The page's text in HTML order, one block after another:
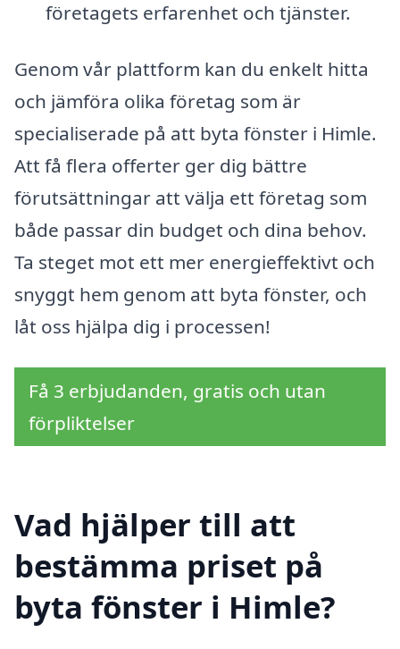
företagets erfarenhet och tjänster.
Genom vår plattform kan du enkelt hitta
och jämföra olika företag som är
specialiserade på att byta fönster i Himle.
Att få flera offerter ger dig bättre
förutsättningar att välja ett företag som
både passar din budget och dina behov.
Ta steget mot ett mer energieffektivt och
snyggt hem genom att byta fönster, och
låt oss hjälpa dig i processen!
Få 3 erbjudanden, gratis och utan
förpliktelser
Vad hjälper till att
bestämma priset på
byta fönster i Himle?